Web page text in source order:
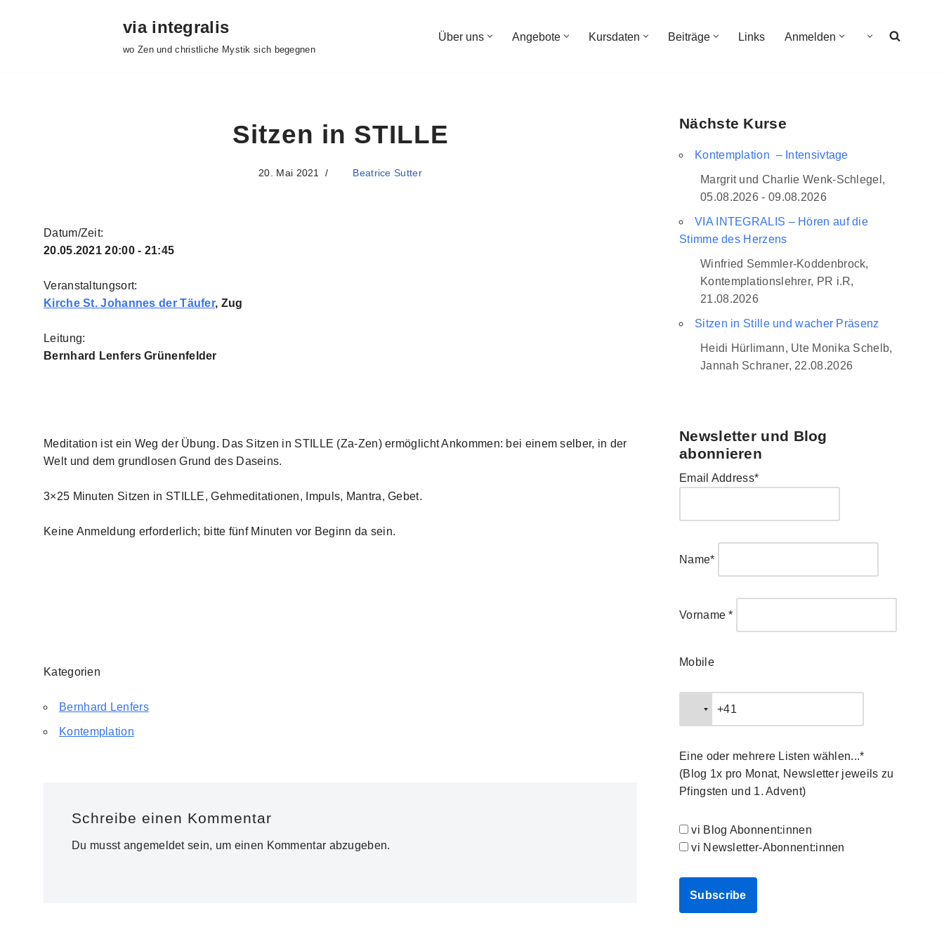
via integralis
wo Zen und christliche Mystik sich begegnen
Über uns Angebote Kursdaten Beiträge Links Anmelden
Sitzen in STILLE
20. Mai 2021 Beatrice Sutter
Datum/Zeit:
20.05.202120:00 - 21:45
Veranstaltungsort:
Kirche St. Johannes der Täufer, Zug
Leitung:
Bernhard Lenfers Grünenfelder
Meditation ist ein Weg der Übung. Das Sitzen in STILLE (Za-Zen) ermöglicht Ankommen: bei einem selber, in der
Welt und dem grundlosen Grund des Daseins.
3×25 Minuten Sitzen in STILLE, Gehmeditationen, Impuls, Mantra, Gebet.
Keine Anmeldung erforderlich; bitte fünf Minuten vor Beginn da sein.
Kategorien
Bernhard Lenfers
Kontemplation
Schreibe einen Kommentar
Du musst angemeldetsein, um einen Kommentar abzugeben.
Nächste Kurse
Kontemplation – Intensivtage
Margrit und Charlie Wenk-Schlegel,
05.08.2026 - 09.08.2026
VIA INTEGRALIS – Hören auf die
Stimme des Herzens
Winfried Semmler-Koddenbrock,
Kontemplationslehrer, PR i.R,
21.08.2026
Sitzen in Stille und wacher Präsenz
Heidi Hürlimann, Ute Monika Schelb,
Jannah Schraner, 22.08.2026
Newsletter und Blog
abonnieren
Email Address*
Name*
Vorname *
Mobile
Eine oder mehrere Listen wählen...*
(Blog 1x pro Monat, Newsletter jeweils zu
Pfingsten und 1. Advent)
vi Blog Abonnent:innen
vi Newsletter-Abonnent:innen